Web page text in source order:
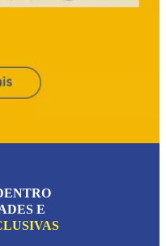
E